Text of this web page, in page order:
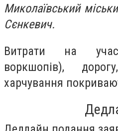
Миколаївський
Сєнкевич.
Витрати на
воркшопів),
харчування